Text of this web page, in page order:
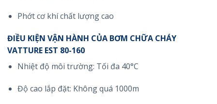
Phớt cơ khí chất lượng cao
ĐIỀU KIỆN VẬN HÀNH CỦA BƠM CHỮA CHÁY
VATTURE EST 80-160
Nhiệt độ môi trường: Tối đa 40°C
Độ cao lắp đặt: Không quá 1000m